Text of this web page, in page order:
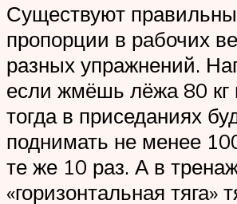
Существуют
пропорции в рабочих
разных упражнений.
если жмёшь лёжа 80 кг
тогда в приседаниях
поднимать не менее
те же 10 раз. А в
«горизонтальная тяга»